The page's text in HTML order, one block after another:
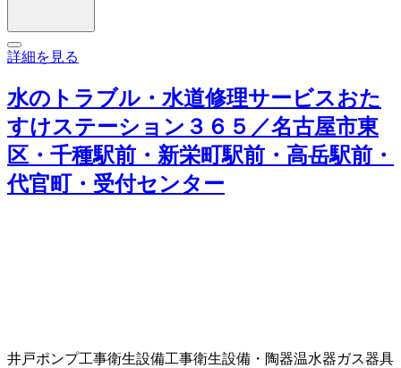
詳細を見る
水のトラブル・水道修理サービスおた
すけステーション３６５／名古屋市東
区・千種駅前・新栄町駅前・高岳駅前・
代官町・受付センター
井戸ポンプ工事衛生設備工事衛生設備・陶器温水器ガス器具